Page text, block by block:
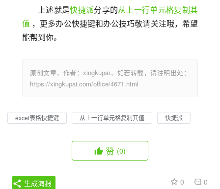
上述就是快捷派分享的从上一行单元格复制其
值 ，更多办公快捷键和办公技巧敬请关注哦，希望
能帮到你。
原创文章，作者：xingkupai，如若转载，请注明出处：
https://xingkupai.com/office/4671.html
excel表格快捷键 从上一行单元格复制其值 快捷派
赞 (0)
0 0
生成海报